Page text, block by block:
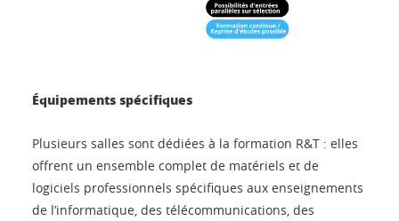
Équipements spécifiques
Plusieurs salles sont dédiées à la formation R&T : elles
offrent un ensemble complet de matériels et de
logiciels professionnels spécifiques aux enseignements
de l’informatique, des télécommunications, des